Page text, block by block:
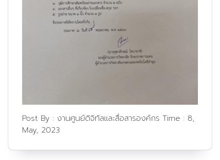
Post By : งานศูนย์ดิจิทัลและสื่อสารองค์กร Time : 8,
May, 2023